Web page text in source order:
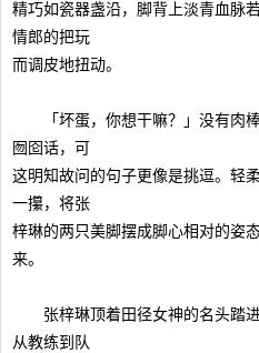
精巧如瓷器盏沿，脚背上淡青血脉
情郎的把玩
而调皮地扭动。
「坏蛋，你想干嘛？」没有肉棒
囫囵话，可
这明知故问的句子更像是挑逗。轻
一攥，将张
梓琳的两只美脚摆成脚心相对的姿
来。
张梓琳顶着田径女神的名头踏进
从教练到队